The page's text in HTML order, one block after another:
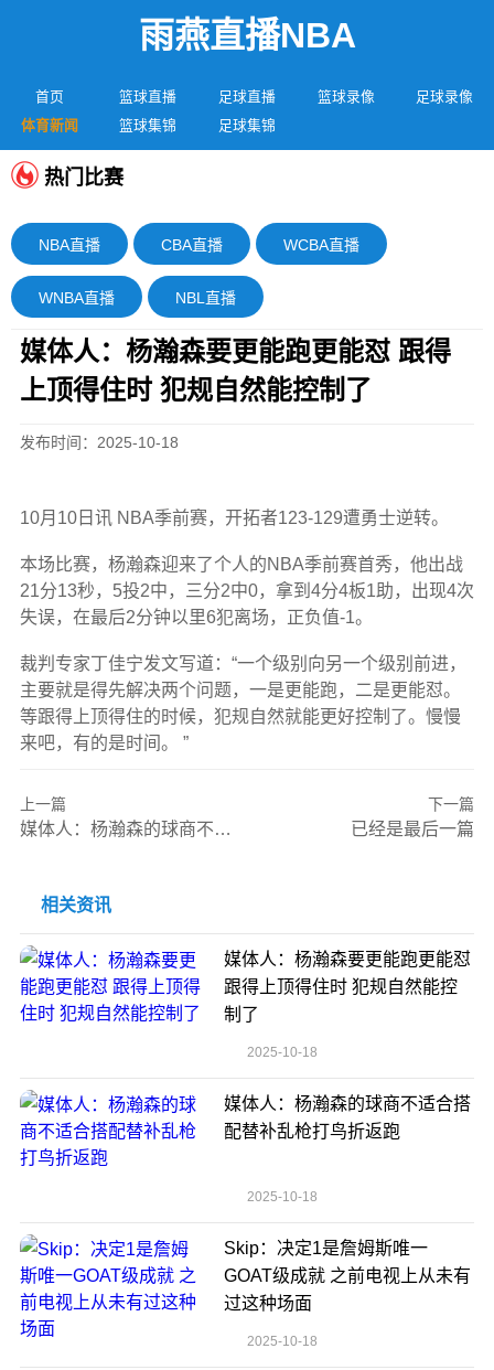
雨燕直播NBA
首页 篮球直播 足球直播 篮球录像
足球录像
体育新闻
篮球集锦 足球集锦
热门比赛
NBA直播 CBA直播 WCBA直播
WNBA直播 NBL直播
媒体人：杨瀚森要更能跑更能怼 跟得
上顶得住时 犯规自然能控制了
发布时间：2025-10-18
10月10日讯 NBA季前赛，开拓者123-129遭勇士逆转。
本场比赛，杨瀚森迎来了个人的NBA季前赛首秀，他出战
21分13秒，5投2中，三分2中0，拿到4分4板1助，出现4次
失误，在最后2分钟以里6犯离场，正负值-1。
裁判专家丁佳宁发文写道：“一个级别向另一个级别前进，
主要就是得先解决两个问题，一是更能跑，二是更能怼。
等跟得上顶得住的时候，犯规自然就能更好控制了。慢慢
来吧，有的是时间。 ​​​”
上一篇
媒体人：杨瀚森的球商不适合搭配替补乱枪打鸟折返跑
下一篇
已经是最后一篇
相关资讯
媒体人：杨瀚森要更能跑更能怼
跟得上顶得住时 犯规自然能控
制了
2025-10-18
媒体人：杨瀚森的球商不适合搭
配替补乱枪打鸟折返跑
2025-10-18
Skip：决定1是詹姆斯唯一
GOAT级成就 之前电视上从未有
过这种场面
2025-10-18